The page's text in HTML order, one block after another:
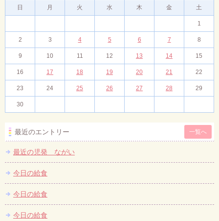
日 月 火 水 木 金 土
1
2 3 4 5 6 7 8
9 10 11 12 13 14 15
16 17 18 19 20 21 22
23 24 25 26 27 28 29
30
最近のエントリー 一覧へ
最近の児発 ながい
今日の給食
今日の給食
今日の給食